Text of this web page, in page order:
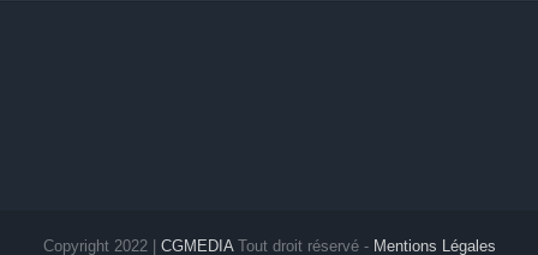
Copyright 2022 | CGMEDIATout droit réservé - Mentions Légales